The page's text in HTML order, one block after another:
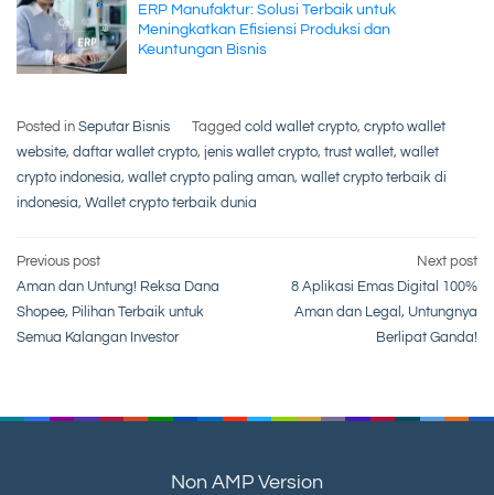
ERP Manufaktur: Solusi Terbaik untuk
Meningkatkan Efisiensi Produksi dan
Keuntungan Bisnis
Posted in Seputar Bisnis Tagged cold wallet crypto, crypto wallet
website, daftar wallet crypto, jenis wallet crypto, trust wallet, wallet
crypto indonesia, wallet crypto paling aman, wallet crypto terbaik di
indonesia, Wallet crypto terbaik dunia
Post
navigation
Previous post
Aman dan Untung! Reksa Dana
Shopee, Pilihan Terbaik untuk
Semua Kalangan Investor
Next post
8 Aplikasi Emas Digital 100%
Aman dan Legal, Untungnya
Berlipat Ganda!
Non AMP Version